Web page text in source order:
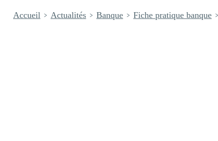
Accueil Actualités Banque Fiche pratique banque